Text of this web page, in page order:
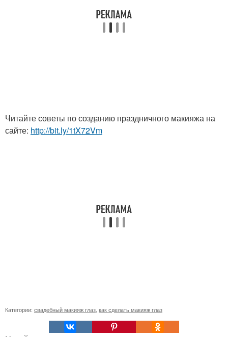
Читайте советы по созданию праздничного макияжа на
сайте: http://bit.ly/1tX72Vm
Категории: свадебный макияж глаз, как сделать макияж глаз